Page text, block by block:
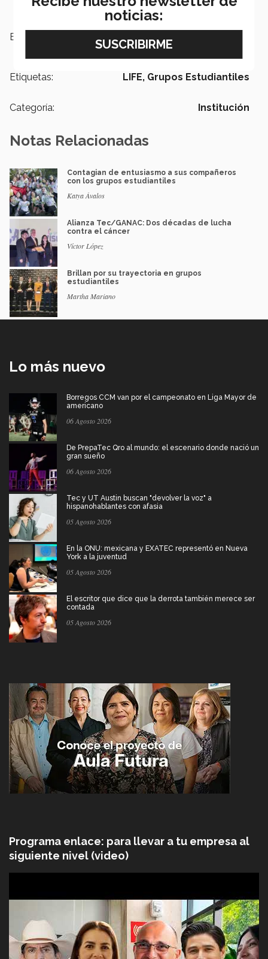
Escuelas: Humanidades y Educación
Etiquetas: LIFE, Grupos Estudiantiles
Categoría: Institución
Notas Relacionadas
Contagian de entusiasmo a sus compañeros
con los grupos estudiantiles
Katya Ávalos
Alianza Tec/GANAC: Dos décadas de lucha
contra el cáncer
Víctor López
Brillan por su trayectoria en grupos
estudiantiles
Martha Mariano
Lo más nuevo
Borregos CCM van por el campeonato en Liga Mayor de
americano
06 Agosto 2026
De PrepaTec Qro al mundo: el escenario donde nació un
gran sueño
06 Agosto 2026
Tec y UT Austin buscan "devolver la voz" a
hispanohablantes con afasia
05 Agosto 2026
En la ONU: mexicana y EXATEC representó en Nueva
York a la juventud
05 Agosto 2026
El escritor que dice que la derrota también merece ser
contada
05 Agosto 2026
Programa enlace: para llevar a tu empresa al
siguiente nivel (video)
noticias: